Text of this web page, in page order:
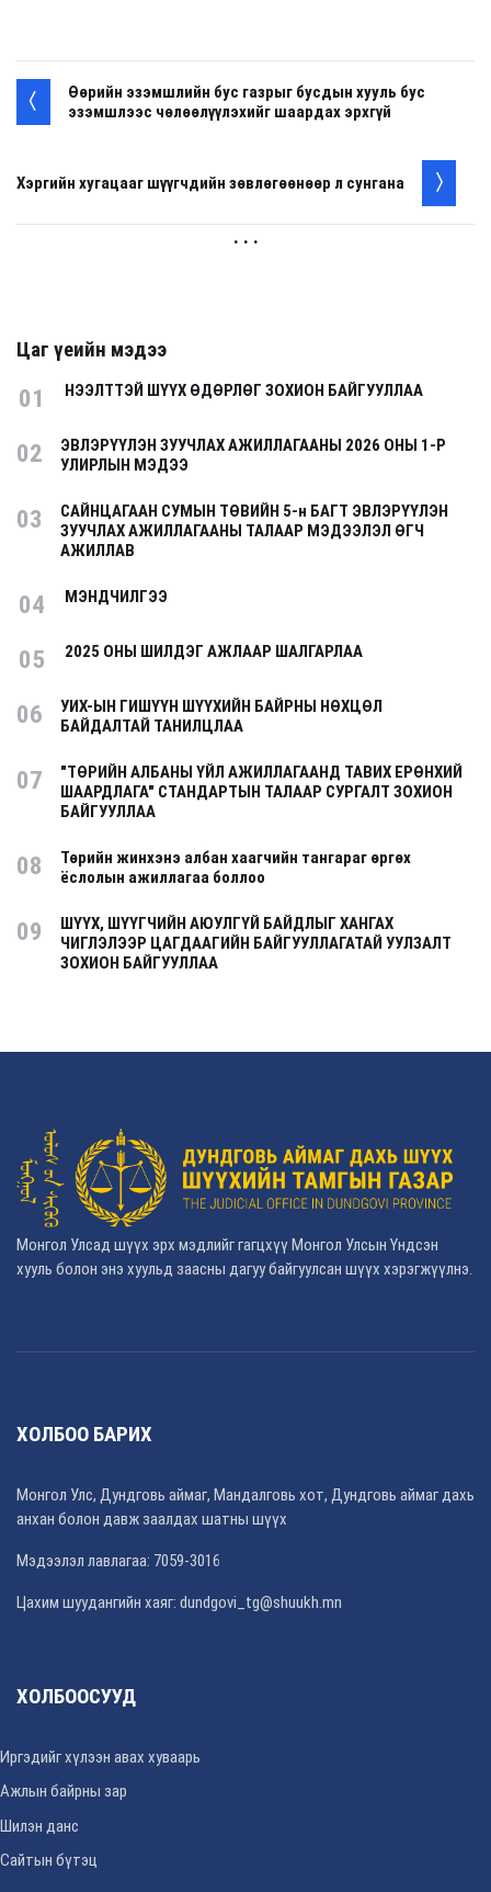
Өөрийн эзэмшлийн бус газрыг бусдын хууль бус
эзэмшлээс чөлөөлүүлэхийг шаардах эрхгүй
Хэргийн хугацааг шүүгчдийн зөвлөгөөнөөр л сунгана
. . .
Цаг үеийн мэдээ
01 НЭЭЛТТЭЙ ШҮҮХ ӨДӨРЛӨГ ЗОХИОН БАЙГУУЛЛАА
02
ЭВЛЭРҮҮЛЭН ЗУУЧЛАХ АЖИЛЛАГААНЫ 2026 ОНЫ 1-Р
УЛИРЛЫН МЭДЭЭ
03
САЙНЦАГААН СУМЫН ТӨВИЙН 5-н БАГТ ЭВЛЭРҮҮЛЭН
ЗУУЧЛАХ АЖИЛЛАГААНЫ ТАЛААР МЭДЭЭЛЭЛ ӨГЧ
АЖИЛЛАВ
04 МЭНДЧИЛГЭЭ
05 2025 ОНЫ ШИЛДЭГ АЖЛААР ШАЛГАРЛАА
06
УИХ-ЫН ГИШҮҮН ШҮҮХИЙН БАЙРНЫ НӨХЦӨЛ
БАЙДАЛТАЙ ТАНИЛЦЛАА
07
"ТӨРИЙН АЛБАНЫ ҮЙЛ АЖИЛЛАГААНД ТАВИХ ЕРӨНХИЙ
ШААРДЛАГА" СТАНДАРТЫН ТАЛААР СУРГАЛТ ЗОХИОН
БАЙГУУЛЛАА
08
Төрийн жинхэнэ албан хаагчийн тангараг өргөх
ёслолын ажиллагаа боллоо
09
ШҮҮХ, ШҮҮГЧИЙН АЮУЛГҮЙ БАЙДЛЫГ ХАНГАХ
ЧИГЛЭЛЭЭР ЦАГДААГИЙН БАЙГУУЛЛАГАТАЙ УУЛЗАЛТ
ЗОХИОН БАЙГУУЛЛАА
Монгол Улсад шүүх эрх мэдлийг гагцхүү Монгол Улсын Үндсэн
хууль болон энэ хуульд заасны дагуу байгуулсан шүүх хэрэгжүүлнэ.
ХОЛБОО БАРИХ
Монгол Улс, Дундговь аймаг, Мандалговь хот, Дундговь аймаг дахь
анхан болон давж заалдах шатны шүүх
Мэдээлэл лавлагаа: 7059-3016
Цахим шуудангийн хаяг: dundgovi_tg@shuukh.mn
ХОЛБООСУУД
Иргэдийг хүлээн авах хуваарь
Ажлын байрны зар
Шилэн данс
Сайтын бүтэц